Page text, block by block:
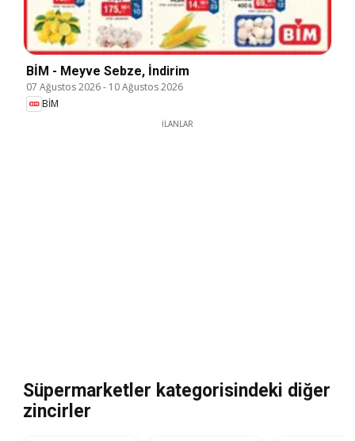
BİM - Meyve Sebze, İndirim
07 Ağustos 2026- 10 Ağustos 2026
BİM
İLANLAR
Süpermarketler kategorisindeki diğer
zincirler